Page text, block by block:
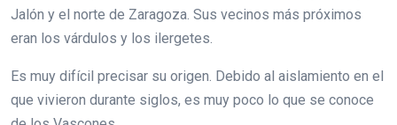
Jalón y el norte de Zaragoza. Sus vecinos más próximos
eran los várdulos y los ilergetes.
Es muy difícil precisar su origen. Debido al aislamiento en el
que vivieron durante siglos, es muy poco lo que se conoce